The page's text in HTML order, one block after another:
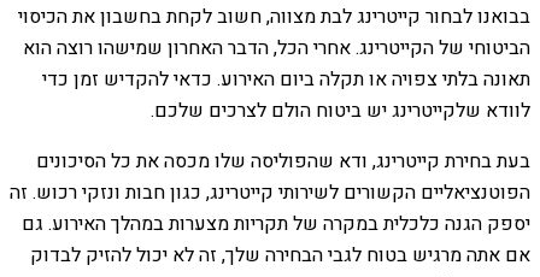
בבואנו לבחור קייטרינג לבת מצווה, חשוב לקחת בחשבון את הכיסוי
הביטוחי של הקייטרינג. אחרי הכל, הדבר האחרון שמישהו רוצה הוא
תאונה בלתי צפויה או תקלה ביום האירוע. כדאי להקדיש זמן כדי
לוודא שלקייטרינג יש ביטוח הולם לצרכים שלכם.
בעת בחירת קייטרינג, ודא שהפוליסה שלו מכסה את כל הסיכונים
הפוטנציאליים הקשורים לשירותי קייטרינג, כגון חבות ונזקי רכוש. זה
יספק הגנה כלכלית במקרה של תקריות מצערות במהלך האירוע. גם
אם אתה מרגיש בטוח לגבי הבחירה שלך, זה לא יכול להזיק לבדוק